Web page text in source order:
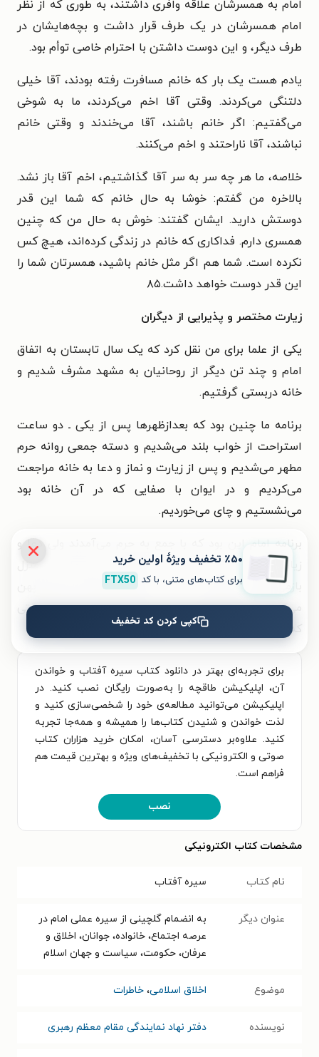
امام به همسرشان علاقه وافری داشتند، به طوری که از نظر
امام همسرشان در یک طرف قرار داشت و بچه‌هایشان در
طرف دیگر، و این دوست داشتن با احترام خاصی توأم بود.
یادم هست یک بار که خانم مسافرت رفته بودند، آقا خیلی
دلتنگی می‌کردند. وقتی آقا اخم می‌کردند، ما به شوخی
می‌گفتیم: اگر خانم باشند، آقا می‌خندند و وقتی خانم
نباشند، آقا ناراحتند و اخم می‌کنند.
خلاصه، ما هر چه سر به سر آقا گذاشتیم، اخم آقا باز نشد.
بالاخره من گفتم: خوشا به حال خانم که شما این قدر
دوستش دارید. ایشان گفتند: خوش به حال من که چنین
همسری دارم. فداکاری که خانم در زندگی کرده‌اند، هیچ کس
نکرده است. شما هم اگر مثل خانم باشید، همسرتان شما را
این قدر دوست خواهد داشت.۸۵
زیارت مختصر و پذیرایی از دیگران
یکی از علما برای من نقل کرد که یک سال تابستان به اتفاق
امام و چند تن دیگر از روحانیان به مشهد مشرف شدیم و
خانه دربستی گرفتیم.
برنامه ما چنین بود که بعدازظهرها پس از یکی ـ دو ساعت
استراحت از خواب بلند می‌شدیم و دسته جمعی روانه حرم
مطهر می‌شدیم و پس از زیارت و نماز و دعا به خانه مراجعت
می‌کردیم و در ایوان با صفایی که در آن خانه بود
می‌نشستیم و چای می‌خوردیم.
برنامه امام این بود که با جمع به حرم می‌آمدند ولی دعا و
زیارتشان را خیلی مختصر می‌کردند و تنها به منزل
بازمی‌گشتند. ایوان را آب و جارو می‌کردند، فرش پهن
می‌کردند، سماور را روشن و چای را آماده می‌ساختند و وقتی
که ما از حرم بازمی‌گشتیم، برای همه چای می‌ریختند.
برای تجربه‌ای بهتر در دانلود کتاب سیره آفتاب و خواندن
آن، اپلیکیشن طاقچه را به‌صورت رایگان نصب کنید. در
اپلیکیشن می‌توانید مطالعه‌ی خود را شخصی‌سازی کنید و
لذت خواندن و شنیدن کتاب‌ها را همیشه و همه‌جا تجربه
کنید. علاوه‌بر دسترسی آسان، امکان خرید هزاران کتاب
صوتی و الکترونیکی با تخفیف‌های ویژه و بهترین قیمت هم
فراهم است.
نصب
مشخصات کتاب الکترونیکی
نام کتاب سیره آفتاب
عنوان دیگر
به انضمام گلچینی از سیره عملی امام در
عرصه اجتماع، خانواده، جوانان، اخلاق و
عرفان، حکومت، سیاست و جهان اسلام
موضوع اخلاق اسلامی، خاطرات
نویسنده دفتر نهاد نمایندگی مقام معظم رهبری
٪۵۰ تخفیف ویژۀ اولین خرید
برای کتاب‌های متنی، با کد FTX50
کپی کردن کد تخفیف